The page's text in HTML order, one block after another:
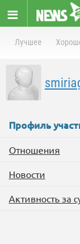
Лучшее
Профиль
Отношения
Новости
Активность за